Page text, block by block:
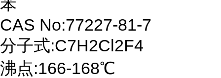
CAS No:77227-81-7
分子式:C7H2Cl2F4
沸点:166-168℃